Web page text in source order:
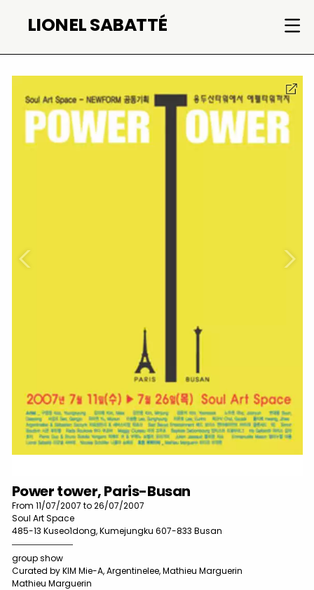
content
LIONEL SABATTÉ
Power tower, Paris-Busan
From 11/07/2007 to 26/07/2007
Soul Art Space
485-13 Kuseo1dong, Kumejungku 607-833 Busan
group show
Curated by KIM Mie-A, Argentinelee, Mathieu Marguerin
Mathieu Marguerin